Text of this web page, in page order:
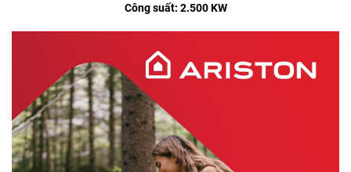
Công suất: 2.500 KW